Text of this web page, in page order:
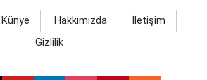
Künye Hakkımızda
İletişim
Gizlilik